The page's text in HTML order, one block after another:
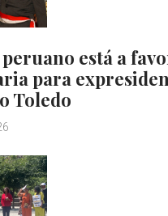
está a
para
Toledo